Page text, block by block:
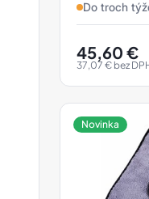
vykonanie
Do troch
45,60 €
37,07 € bez
Novinka